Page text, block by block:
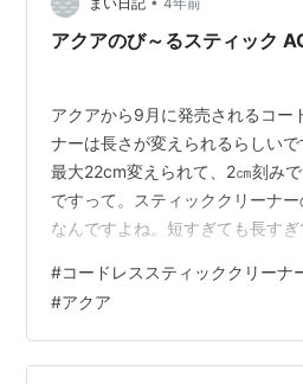
アクアのび～るスティック
アクアから9月に発売されるコー
ナーは長さが変えられるらしい
最大22cm変えられて、2㎝刻み
ですって。スティッククリーナ
なんですよね。短すぎても長す
り嬉しいです。吸引力とか音の静
すけど、案外こういうちょっとし
て使いづらくなったりしますも
ライスで店頭予想価格は39,600
#コードレススティッククリーナ
#アクア